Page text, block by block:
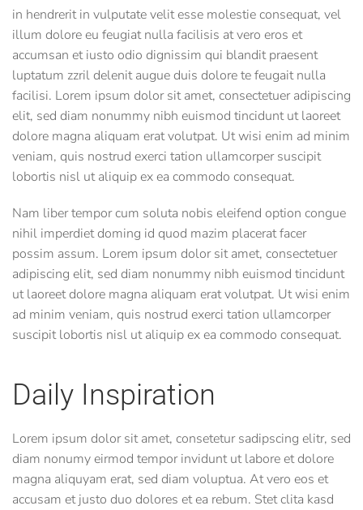
in hendrerit in vulputate velit esse molestie consequat, vel
illum dolore eu feugiat nulla facilisis at vero eros et
accumsan et iusto odio dignissim qui blandit praesent
luptatum zzril delenit augue duis dolore te feugait nulla
facilisi. Lorem ipsum dolor sit amet, consectetuer adipiscing
elit, sed diam nonummy nibh euismod tincidunt ut laoreet
dolore magna aliquam erat volutpat. Ut wisi enim ad minim
veniam, quis nostrud exerci tation ullamcorper suscipit
lobortis nisl ut aliquip ex ea commodo consequat.
Nam liber tempor cum soluta nobis eleifend option congue
nihil imperdiet doming id quod mazim placerat facer
possim assum. Lorem ipsum dolor sit amet, consectetuer
adipiscing elit, sed diam nonummy nibh euismod tincidunt
ut laoreet dolore magna aliquam erat volutpat. Ut wisi enim
ad minim veniam, quis nostrud exerci tation ullamcorper
suscipit lobortis nisl ut aliquip ex ea commodo consequat.
Daily Inspiration
Lorem ipsum dolor sit amet, consetetur sadipscing elitr, sed
diam nonumy eirmod tempor invidunt ut labore et dolore
magna aliquyam erat, sed diam voluptua. At vero eos et
accusam et justo duo dolores et ea rebum. Stet clita kasd